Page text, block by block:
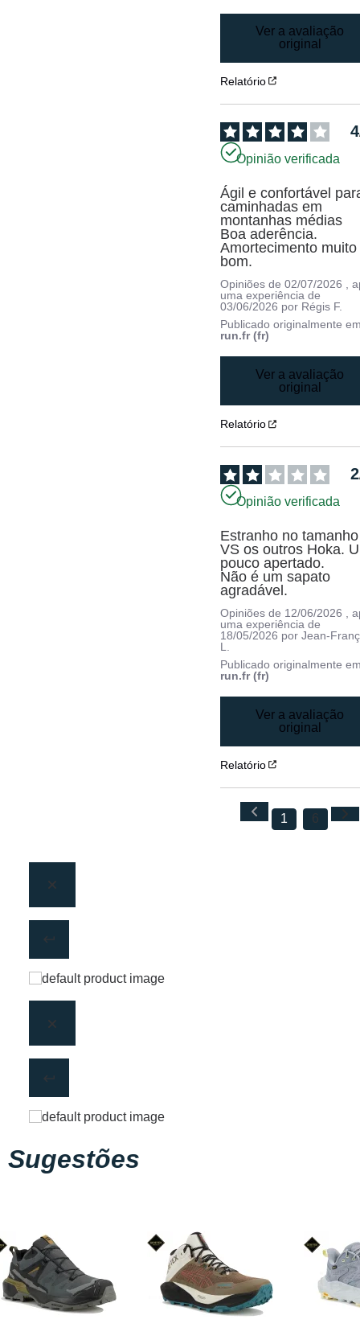
Ver a avaliação
original
Relatório
4
Opinião verificada
Ágil e confortável
caminhadas em
montanhas médias
Boa aderência.
Amortecimento muito
bom.
Opiniões de02/07/2026
,
uma experiência de
03/06/2026 por Régis F.
Publicado originalmente
run.fr (fr)
Ver a avaliação
original
Relatório
2
Opinião verificada
Estranho no tamanho
VS os outros Hoka.
pouco apertado.
Não é um sapato
agradável.
Opiniões de 12/06/2026 ,
uma experiência de
18/05/2026 porJean-
L.
Publicado originalmente
run.fr (fr)
Ver a avaliação
original
Relatório
1 6
Sugestões